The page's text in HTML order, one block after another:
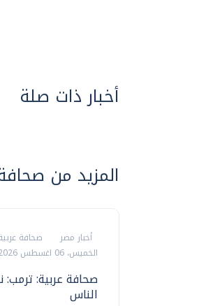
أخبار ذات صلة
المزيد من
أخبار مصر
صحافة
الخميس، 06 اغسطس 2026 06:22 ص
صحافة عربية: ترمب:
الناس